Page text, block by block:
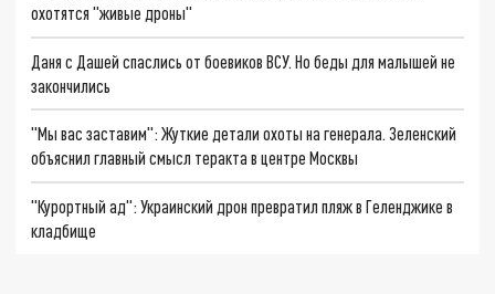
охотятся "живые дроны"
Даня с Дашей спаслись от боевиков ВСУ. Но беды для малышей не
закончились
"Мы вас заставим": Жуткие детали охоты на генерала. Зеленский
объяснил главный смысл теракта в центре Москвы
"Курортный ад": Украинский дрон превратил пляж в Геленджике в
кладбище